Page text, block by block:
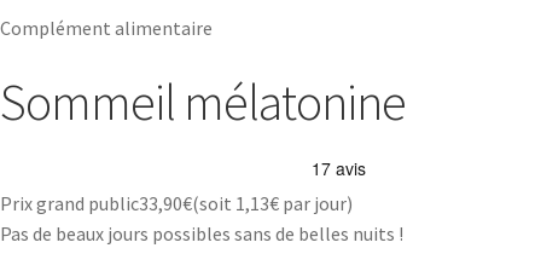
Complément alimentaire
Sommeil mélatonine
Prix grand public33,90€(soit 1,13€ par jour)
Pas de beaux jours possibles sans de belles nuits !